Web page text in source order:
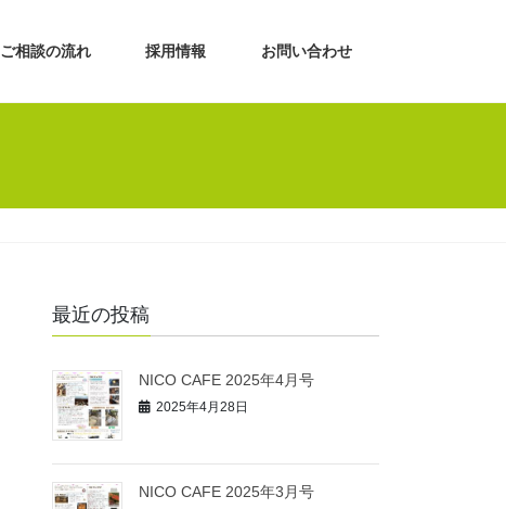
ご相談の流れ 採用情報 お問い合わせ
最近の投稿
NICO CAFE 2025年4月号
2025年4月28日
NICO CAFE 2025年3月号